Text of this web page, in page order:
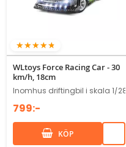
92%
WLtoys Force Racing Car - 30
km/h, 18cm
Inomhus driftingbil i skala 1/28
799:-
KÖP